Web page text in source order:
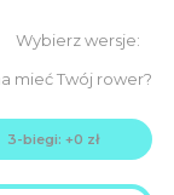
mieć Twój rower?
3-biegi: +0 zł